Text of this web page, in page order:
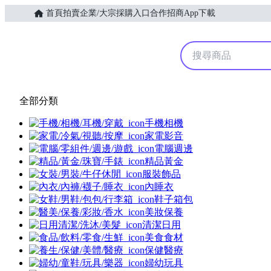
首頁拍賣企業/大宗採購入口 合作招商App下載
Yahoo購物中心
全部分類
手機相機
家電影音
電腦週邊
精品黃金
服裝飾品
內睡衣
鞋子箱包
美妝保養
清潔日用
美食食材
保健醫療
婦幼玩具